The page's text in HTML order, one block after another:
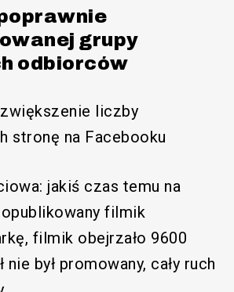
grupy
odbiorców
liczby
stronę na Facebooku
jakiś czas temu na
filmik
filmik obejrzało 9600
nie był promowany, cały ruch